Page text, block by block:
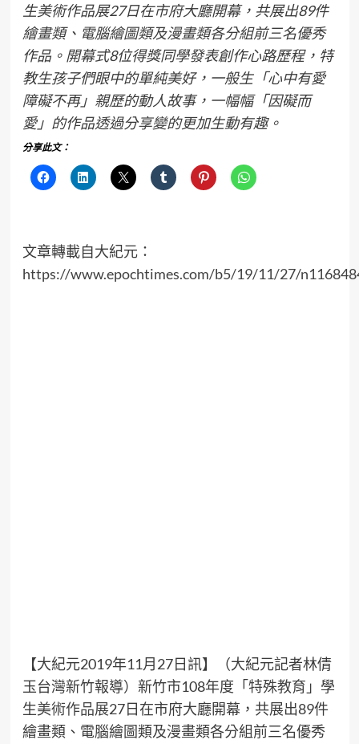
生美術作品展27日在市府大廳開幕，共展出89件
繪畫類、電腦繪圖類及漫畫類各分組前三名優秀
作品。開幕式8位得獎同學發表創作心路歷程，特
教生孩子們眼中的單純美好，一般生「心中有愛
障礙不再」親歷的動人故事，一幅幅「因礙而
愛」的作品透過分享變的更加生動有趣。
分享此文：
文章轉載自大紀元：
https://www.epochtimes.com/b5/19/11/27/
【大紀元2019年11月27日訊】（大紀元記者林倩
玉台灣新竹報導）新竹市108年度「特殊教育 」學
生美術作品展27日在市府大廳開幕，共展出89件
繪畫類、電腦繪圖類及漫畫類各分組前三名優秀